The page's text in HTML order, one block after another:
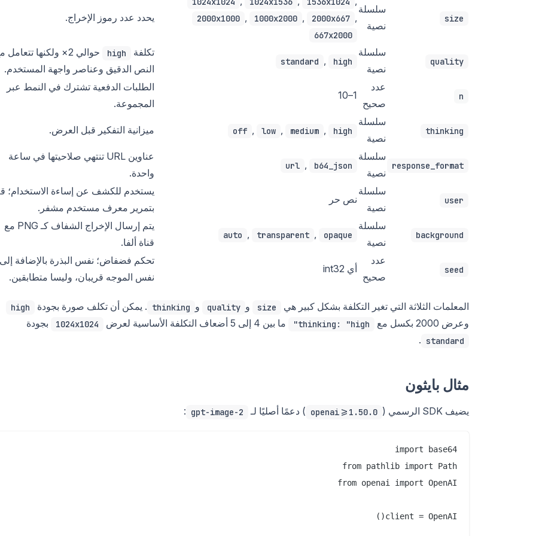
size
سلسلة
نصية
2000x1000 1000x2000 2000x667
667x2000
يحدد عدد رموز الإخراج.
quality
سلسلة
نصية
standard high
تكلفة high
حوالي 2× ولكنها تتعامل
النص الدقيق وعناصر واجهة المستخدم.
n
عدد
صحيح
1–10
الطلبات الدفعية تشترك في النمط عبر
المجموعة.
thinking
سلسلة
نصية
off low medium high ميزانية التفكير قبل العرض.
response_format
سلسلة
نصية
url b64_json
عناوين URL تنتهي صلاحيتها في ساعة
واحدة.
user
سلسلة
نصية
نص حر
يستخدم للكشف عن إساءة الاستخدام؛
بتمرير معرف مستخدم مشفر.
background
سلسلة
نصية
auto transparent opaque
يتم إرسال الإخراج الشفاف كـ PNG مع
قناة ألفا.
seed
عدد
صحيح
أي int32
تحكم فضفاض؛ نفس البذرة بالإضافة إلى
نفس الموجه قريبان، وليسا متطابقين.
المعلمات الثلاثة التي تغير التكلفة بشكل كبير هي size و quality و thinking . يمكن أن تكلف صورة بجودة high
وعرض 2000 بكسل مع thinking: "high" ما بين 4 إلى 5 أضعاف التكلفة الأساسية لعرض 1024x1024 بجودة
standard
.
مثال بايثون
يضيف SDK الرسمي ( openai>=1.50.0 ) دعمًا أصليًا لـ gpt-image-2
: